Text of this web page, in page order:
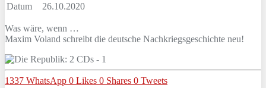
Datum
26.10.2020
Was wäre, wenn …
Maxim Voland schreibt die deutsche Nachkriegsgeschichte neu!
1337 WhatsApp 0 Likes 0 Shares 0 Tweets